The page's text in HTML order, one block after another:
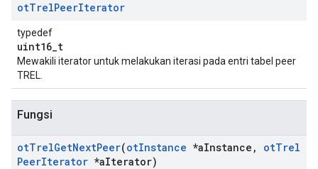
otTrelPeerIterator
typedef
uint16_t
Mewakili iterator untuk melakukan iterasi pada entri tabel peer
TREL.
Fungsi
otTrelGetNextPeer(otInstance *aInstance , otTrel
PeerIterator *aIterator)